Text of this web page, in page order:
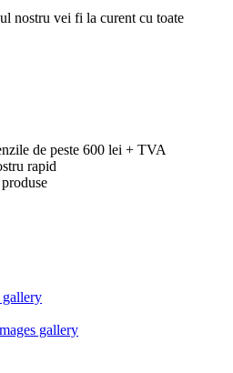
nostru vei fi la curent cu toate
de peste 600 lei + TVA
rapid
gallery
gallery